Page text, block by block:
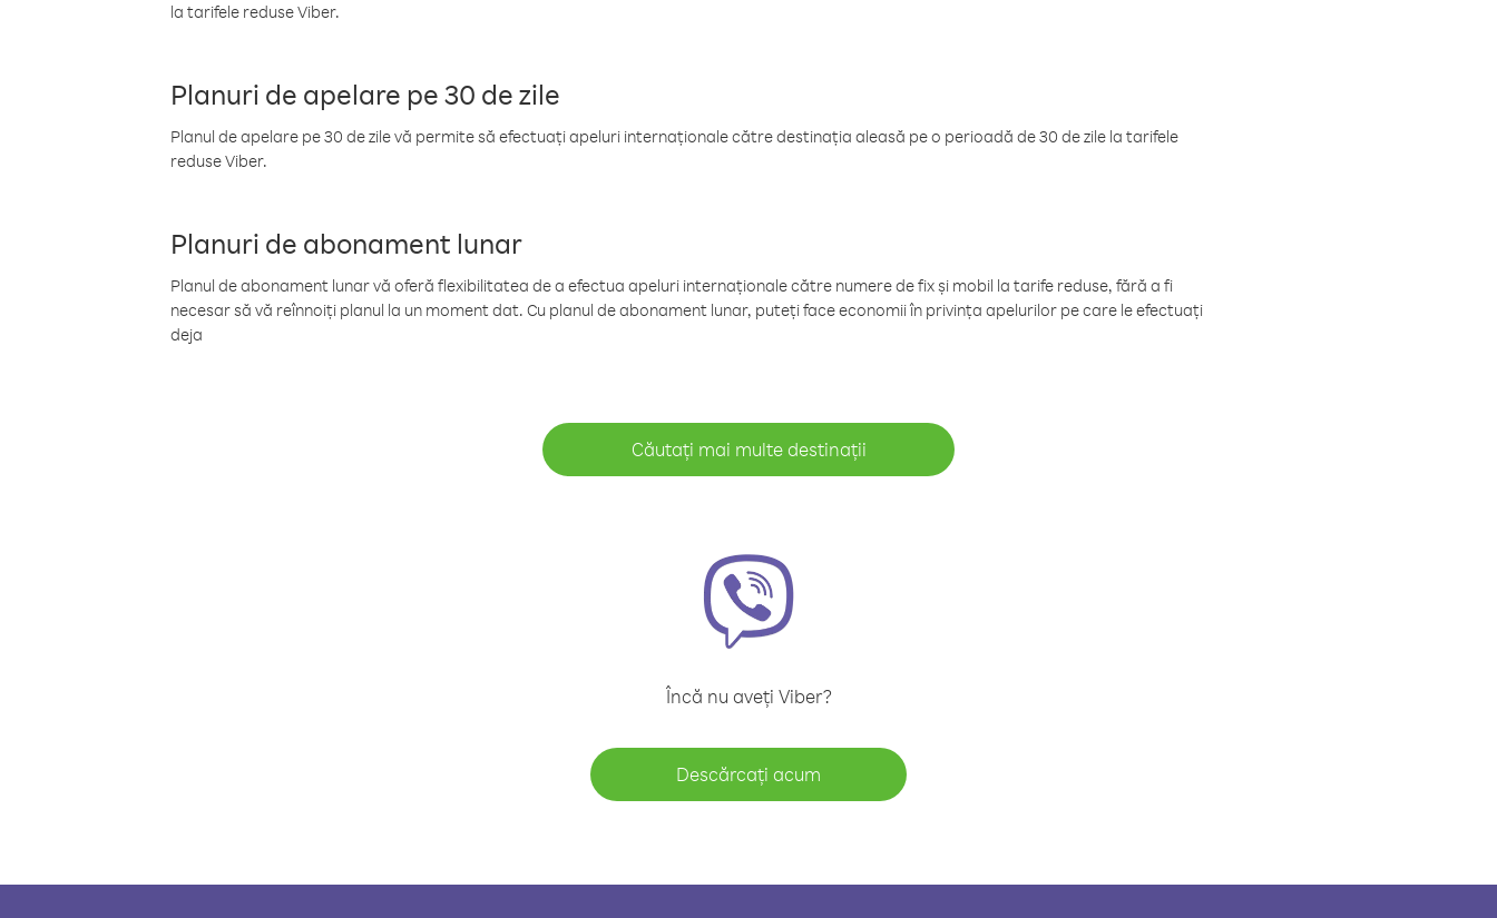
la tarifele reduse Viber.
Planuri de apelare pe 30 de zile
Planul de apelare pe 30 de zile vă permite să efectuați apeluri internaționale către destinația aleasă pe o perioadă de 30 de zile la tarifele
reduse Viber.
Planuri de abonament lunar
Planul de abonament lunar vă oferă flexibilitatea de a efectua apeluri internaționale către numere de fix și mobil la tarife reduse, fără a fi
necesar să vă reînnoiți planul la un moment dat. Cu planul de abonament lunar, puteți face economii în privința apelurilor pe care le efectuați
deja
Căutați mai multe destinații
Încă nu aveți Viber?
Descărcați acum